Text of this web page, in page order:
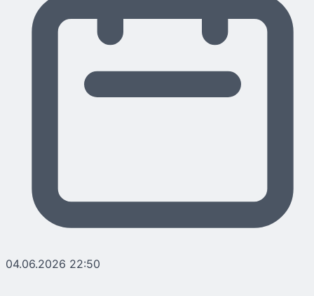
04.06.2026 22:50